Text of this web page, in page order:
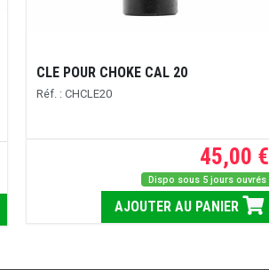
CLE POUR CHOKE CAL 20
Réf. : CHCLE20
45,00 €
Dispo sous 5 jours ouvrés
AJOUTER AU PANIER